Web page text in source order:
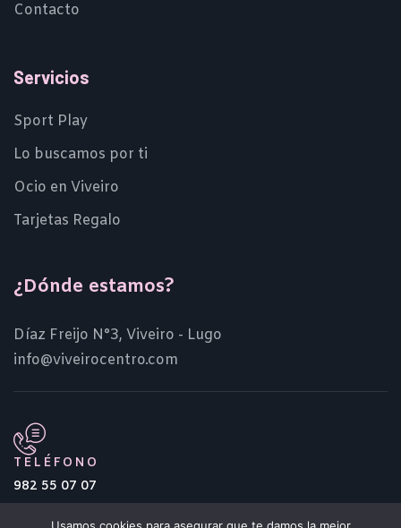
Contacto
Servicios
Sport Play
Lo buscamos por ti
Ocio en Viveiro
Tarjetas Regalo
¿Dónde estamos?
Díaz Freijo N°3, Viveiro - Lugo
info@viveirocentro.com
TELÉFONO
982 55 07 07